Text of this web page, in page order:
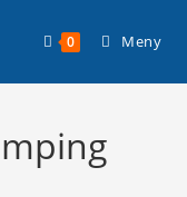
0 Meny
Läs mer >